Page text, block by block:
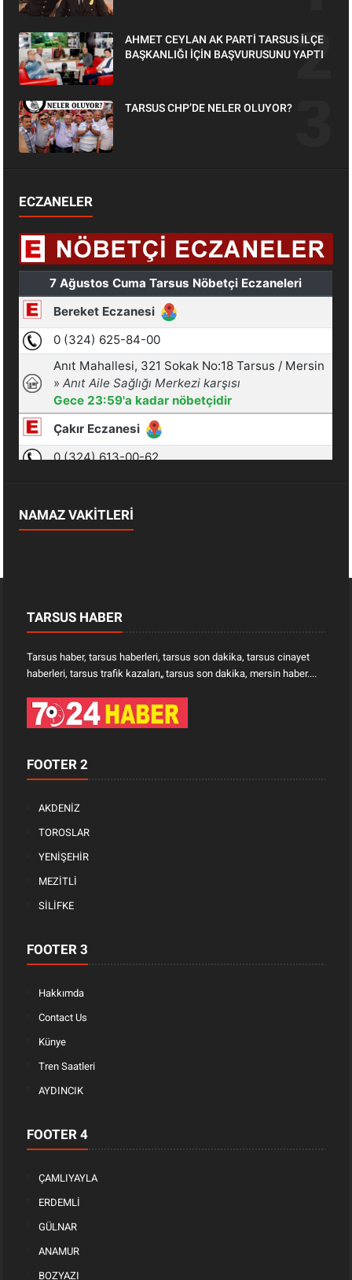
AHMET CEYLAN AK PARTİ TARSUS İLÇE
BAŞKANLIĞI İÇİN BAŞVURUSUNU YAPTI
TARSUS CHP’DE NELER OLUYOR?
ECZANELER
NAMAZ VAKİTLERİ
TARSUS HABER
Tarsus haber, tarsus haberleri, tarsus son dakika, tarsus cinayet
haberleri, tarsus trafik kazaları„ tarsus son dakika, mersin haber....
FOOTER 2
AKDENİZ
TOROSLAR
YENİŞEHİR
MEZİTLİ
SİLİFKE
FOOTER 3
Hakkımda
Contact Us
Künye
Tren Saatleri
AYDINCIK
FOOTER 4
ÇAMLIYAYLA
ERDEMLİ
GÜLNAR
ANAMUR
BOZYAZI